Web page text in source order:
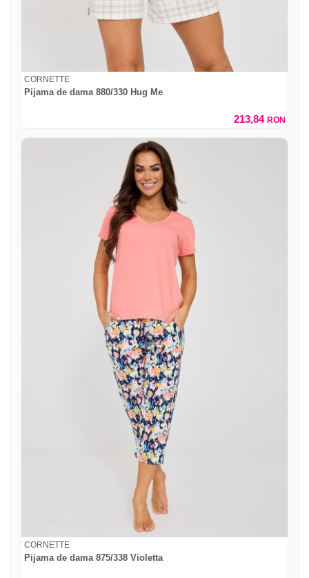
CORNETTE
Pijama de dama 880/330 Hug Me
213,84 RON
CORNETTE
Pijama de dama 875/338 Violetta